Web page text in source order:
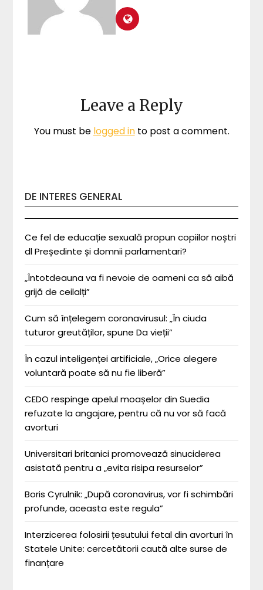
Leave a Reply
You must be logged into post a comment.
DE INTERES GENERAL
Ce fel de educație sexuală propun copiilor noștri
dl Președinte și domnii parlamentari?
„Întotdeauna va fi nevoie de oameni ca să aibă
grijă de ceilalți”
Cum să înțelegem coronavirusul: „În ciuda
tuturor greutăților, spune Da vieții”
În cazul inteligenței artificiale, „Orice alegere
voluntară poate să nu fie liberă”
CEDO respinge apelul moașelor din Suedia
refuzate la angajare, pentru că nu vor să facă
avorturi
Universitari britanici promovează sinuciderea
asistată pentru a „evita risipa resurselor”
Boris Cyrulnik: „După coronavirus, vor fi schimbări
profunde, aceasta este regula”
Interzicerea folosirii țesutului fetal din avorturi în
Statele Unite: cercetătorii caută alte surse de
finanțare